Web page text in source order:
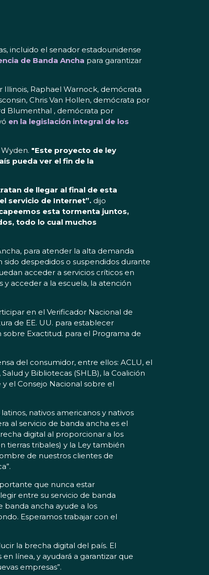
incluido el senador estadounidense
de Banda Ancha para garantizar
Raphael Warnock, demócrata
Chris Van Hollen, demócrata por
Blumenthal , demócrata por
en la legislación integral de los
"Este proyecto de ley
pueda ver el fin de la
de llegar al final de esta
servicio de Internet”. dijo
esta tormenta juntos,
todo lo cual muchos
para atender la alta demanda
despedidos o suspendidos durante
acceder a servicios críticos en
acceder a la escuela, la atención
en el Verificador Nacional de
de EE. UU. para establecer
Exactitud. para el Programa de
del consumidor, entre ellos: ACLU, el
y Bibliotecas (SHLB), la Coalición
el Consejo Nacional sobre el
nativos americanos y nativos
al servicio de banda ancha es el
digital al proporcionar a los
tierras tribales) y la Ley también
de nuestros clientes de
que nunca estar
entre su servicio de banda
banda ancha ayude a los
Esperamos trabajar con el
la brecha digital del país. El
línea, y ayudará a garantizar que
empresas”.